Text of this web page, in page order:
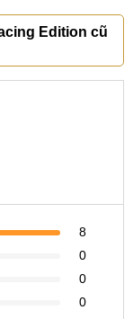
vẫn trông rất
có thì cũng khó
Ace 5 Racing cũ
7 ngày đầu tiên
cần vận chuyển
BH thường nhưng
Edition cũ
8
0
0
0